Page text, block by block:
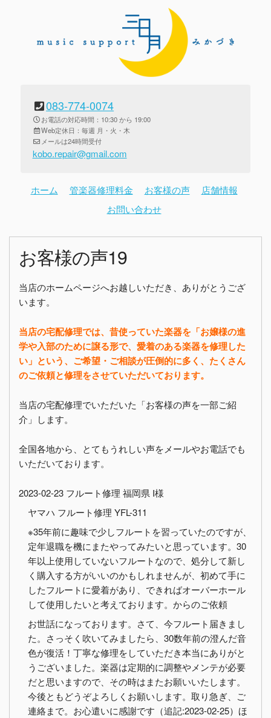
083-774-0074
お電話の対応時間：10:30 から 19:00
Web定休日：毎週 月・火・木
メールは24時間受付
kobo.repair@gmail.com
ホーム 管楽器修理料金 お客様の声
店舗情報
お問い合わせ
お客様の声19
当店のホームページへお越しいただき、ありがとうござ
います。
当店の宅配修理では、昔使っていた楽器を「お嬢様の進
学や入部のために譲る形で、愛着のある楽器を修理した
い」という、ご希望・ご相談が圧倒的に多く、たくさん
のご依頼と修理をさせていただいております。
当店の宅配修理でいただいた「お客様の声を一部ご紹
介」します。
全国各地から、とてもうれしい声をメールやお電話でも
いただいております。
2023-02-23 フルート修理 福岡県 I様
ヤマハ フルート修理 YFL-311
※35年前に趣味で少しフルートを習っていたのですが、
定年退職を機にまたやってみたいと思っています。30
年以上使用していないフルートなので、処分して新し
く購入する方がいいのかもしれませんが、初めて手に
したフルートに愛着があり、できればオーバーホール
して使用したいと考えております。からのご依頼
お世話になっております。さて、今フルート届きまし
た。さっそく吹いてみましたら、30数年前の澄んだ音
色が復活！丁寧な修理をしていただき本当にありがと
うございました。楽器は定期的に調整やメンテが必要
だと思いますので、その時はまたお願いいたします。
今後ともどうぞよろしくお願いします。取り急ぎ、ご
連絡まで。お心遣いに感謝です（追記:2023-02-25）ほ